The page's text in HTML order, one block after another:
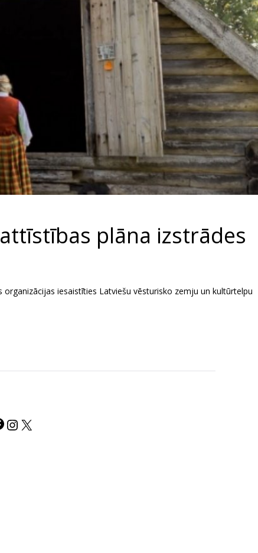
plāna izstrādes
iesaistīties Latviešu vēsturisko zemju un kultūrtelpu